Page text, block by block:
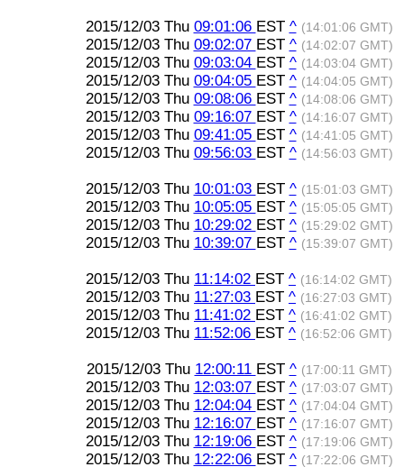
2015/12/03 Thu 09:01:06 EST ^ (14:01:06 GMT)
2015/12/03 Thu 09:02:07 EST ^ (14:02:07 GMT)
2015/12/03 Thu 09:03:04 EST ^ (14:03:04 GMT)
2015/12/03 Thu 09:04:05 EST ^ (14:04:05 GMT)
2015/12/03 Thu 09:08:06 EST ^ (14:08:06 GMT)
2015/12/03 Thu 09:16:07 EST ^ (14:16:07 GMT)
2015/12/03 Thu 09:41:05 EST ^ (14:41:05 GMT)
2015/12/03 Thu 09:56:03 EST ^ (14:56:03 GMT)
2015/12/03 Thu 10:01:03 EST ^ (15:01:03 GMT)
2015/12/03 Thu 10:05:05 EST ^ (15:05:05 GMT)
2015/12/03 Thu 10:29:02 EST ^ (15:29:02 GMT)
2015/12/03 Thu 10:39:07 EST ^ (15:39:07 GMT)
2015/12/03 Thu 11:14:02 EST ^ (16:14:02 GMT)
2015/12/03 Thu 11:27:03 EST ^ (16:27:03 GMT)
2015/12/03 Thu 11:41:02 EST ^ (16:41:02 GMT)
2015/12/03 Thu 11:52:06 EST ^ (16:52:06 GMT)
2015/12/03 Thu 12:00:11 EST ^ (17:00:11 GMT)
2015/12/03 Thu 12:03:07 EST ^ (17:03:07 GMT)
2015/12/03 Thu 12:04:04 EST ^ (17:04:04 GMT)
2015/12/03 Thu 12:16:07 EST ^ (17:16:07 GMT)
2015/12/03 Thu 12:19:06 EST ^ (17:19:06 GMT)
2015/12/03 Thu 12:22:06 EST ^ (17:22:06 GMT)